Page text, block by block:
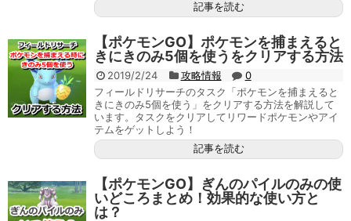
記事を読む
【ポケモンGO】ポケモンを捕まえると
きにきのみ5個を使うをクリアする方法
2019/2/24 攻略情報
0
フィールドリサーチのタスク「ポケモンを捕まえると
きにきのみ5個を使う」をクリアする方法を解説して
います。タスクをクリアしてリワードポケモンやアイ
テムをゲットしよう！
記事を読む
【ポケモンGO】ぎんのパイルのみの使
いどころまとめ！効果的な使い方と
は？